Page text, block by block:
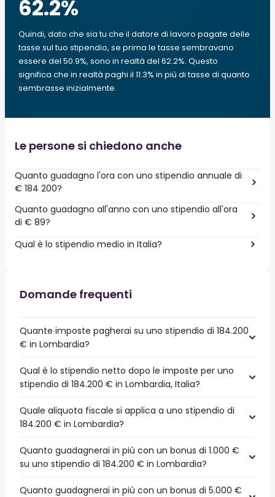
62.2%
Quindi, dato che sia tu che il datore di lavoro pagate delle
tasse sul tuo stipendio, se prima le tasse sembravano
essere del 50.9%, sono in realtà del 62.2%. Questo
significa che in realtà paghi il 11.3% in più di tasse di quanto
sembrasse inizialmente.
Le persone si chiedono anche
Quanto guadagno l'ora con uno stipendio annuale di
€ 184 200?
Quanto guadagno all'anno con uno stipendio all'ora
di € 89?
Qual è lo stipendio medio in Italia?
Domande frequenti
Quante imposte pagherai su uno stipendio di 184.200
€ in Lombardia?
Qual è lo stipendio netto dopo le imposte per uno
stipendio di 184.200 € in Lombardia, Italia?
Quale aliquota fiscale si applica a uno stipendio di
184.200 € in Lombardia?
Quanto guadagnerai in più con un bonus di 1.000 €
su uno stipendio di 184.200 € in Lombardia?
Quanto guadagnerai in più con un bonus di 5.000 €